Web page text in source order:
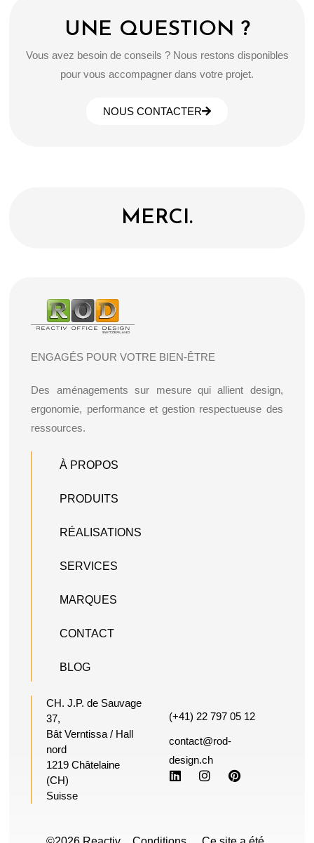
UNE QUESTION ?
Vous avez besoin de conseils ? Nous restons disponibles
pour vous accompagner dans votre projet.
NOUS CONTACTER
MERCI.
ENGAGÉS POUR VOTRE BIEN-ÊTRE
Des aménagements sur mesure qui allient design,
ergonomie, performance et gestion respectueuse des
ressources.
À PROPOS
PRODUITS
RÉALISATIONS
SERVICES
MARQUES
CONTACT
BLOG
CH. J.P. de Sauvage
37,
Bât Verntissa / Hall
nord
1219 Châtelaine
(CH)
Suisse
(+41) 22 797 05 12
contact@rod-
design.ch